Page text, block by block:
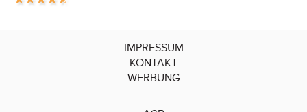
IMPRESSUM
KONTAKT
WERBUNG